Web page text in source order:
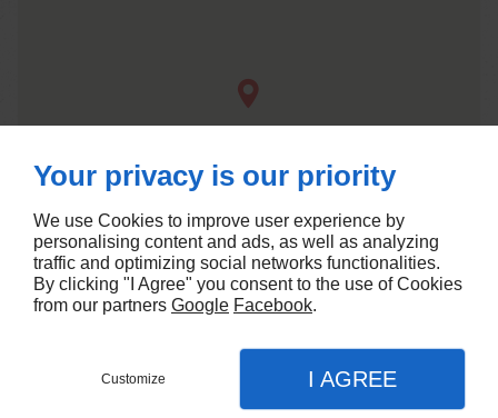
Your privacy is our priority
We use Cookies to improve user experience by
personalising content and ads, as well as analyzing
traffic and optimizing social networks functionalities.
By clicking "I Agree" you consent to the use of Cookies
from our partners Google Facebook.
Customize I AGREE